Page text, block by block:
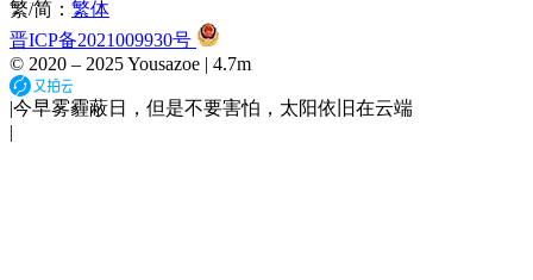
繁/简： 繁体
晋ICP备2021009930号
© 2020 – 2025Yousazoe | 4.7m
|今早雾霾蔽日，但是不要害怕，太阳依旧在云端
|